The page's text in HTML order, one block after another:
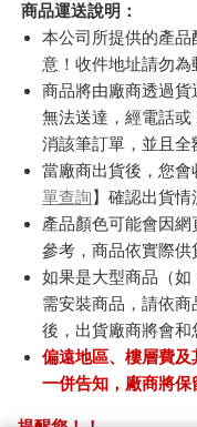
商品運送說明：
本公司所提供的產
意！收件地址請勿為
商品將由廠商透過
無法送達，經電話或
消該筆訂單，並且全
當廠商出貨後，您
單查詢】確認出貨情
產品顏色可能會因
參考，商品依實際供
如果是大型商品（
需安裝商品，請依
後，出貨廠商將會和
偏遠地區、樓層費及
一併告知，廠商將保